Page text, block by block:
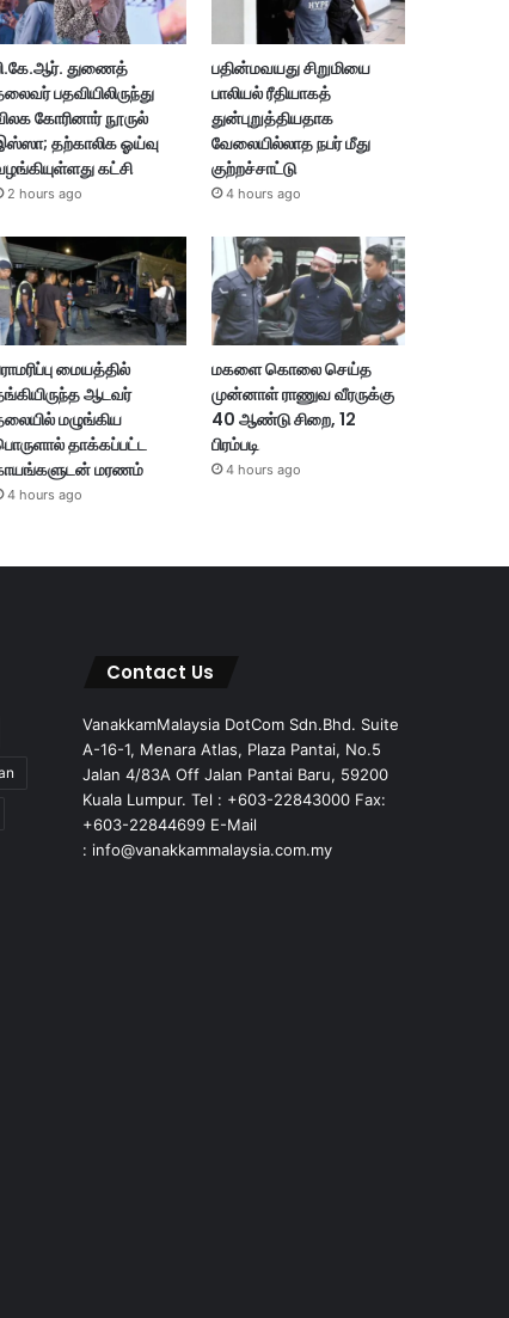
துணைத்
பதவியிலிருந்து
கோரினார் நூருல்
தற்காலிக ஓய்வு
கட்சி
2 hours ago
பதின்மவயது சிறுமியை
பாலியல் ரீதியாகத்
துன்புறுத்தியதாக
வேலையில்லாத நபர் மீது
குற்றச்சாட்டு
4 hours ago
மையத்தில்
ஆடவர்
மழுங்கிய
தாக்கப்பட்ட
மரணம்
4 hours ago
மகளை கொலை செய்த
முன்னாள் ராணுவ வீரருக்கு
40 ஆண்டு சிறை, 12
பிரம்படி
4 hours ago
Contact Us
VanakkamMalaysia DotCom Sdn.Bhd. Suite
A-16-1, Menara Atlas, Plaza Pantai, No.5
Jalan 4/83A Off Jalan Pantai Baru, 59200
Kuala Lumpur. Tel : +603-22843000 Fax:
+603-22844699 E-Mail
: info@vanakkammalaysia.com.my